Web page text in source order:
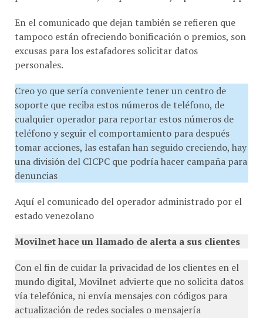
tampoco están ofreciendo bonificación o premios, son
excusas para los estafadores solicitar datos
personales.
soporte que reciba estos números de teléfono, de
cualquier operador para reportar estos números de
teléfono y seguir el comportamiento para después
tomar acciones, las estafan han seguido creciendo, hay
una división del CICPC que podría hacer campaña para
denuncias
estado venezolano
mundo digital, Movilnet advierte que no solicita datos
vía telefónica, ni envía mensajes con códigos para
actualización de redes sociales o mensajería
instantánea, como WhatsApp.